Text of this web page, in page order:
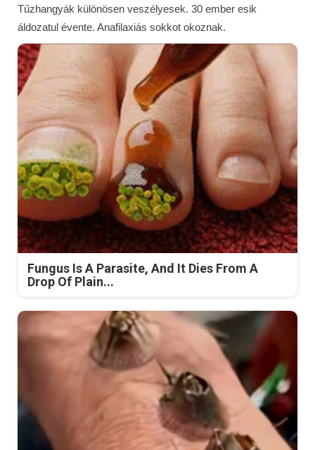
Tűzhangyák különösen veszélyesek. 30 ember esik
áldozatul évente. Anafilaxiás sokkot okoznak.
Fungus Is A Parasite, And It Dies From A
Drop Of Plain...